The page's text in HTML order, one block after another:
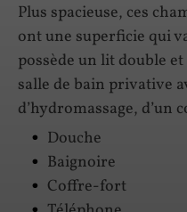
Plus spacieuse, ces
ont une superficie qui
possède un lit double
salle de bain privative
d’hydromassage, d’un
Douche
Baignoire
Coffre-fort